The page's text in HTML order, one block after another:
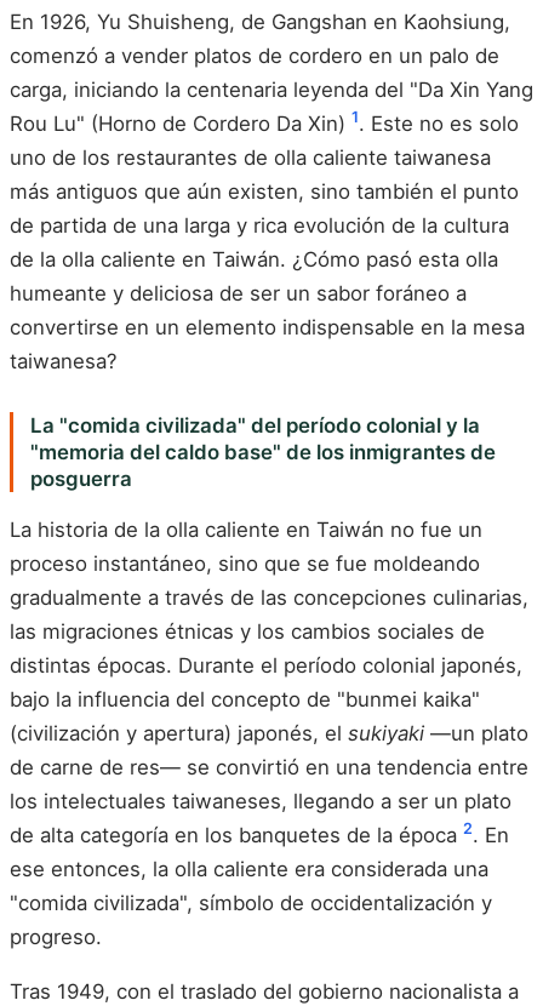
En 1926, Yu Shuisheng, de Gangshan en Kaohsiung,
comenzó a vender platos de cordero en un palo de
carga, iniciando la centenaria leyenda del "Da Xin Yang
Rou Lu" (Horno de Cordero Da Xin) 1. Este no es solo
uno de los restaurantes de olla caliente taiwanesa
más antiguos que aún existen, sino también el punto
de partida de una larga y rica evolución de la cultura
de la olla caliente en Taiwán. ¿Cómo pasó esta olla
humeante y deliciosa de ser un sabor foráneo a
convertirse en un elemento indispensable en la mesa
taiwanesa?
La "comida civilizada" del período colonial y la
"memoria del caldo base" de los inmigrantes de
posguerra
La historia de la olla caliente en Taiwán no fue un
proceso instantáneo, sino que se fue moldeando
gradualmente a través de las concepciones culinarias,
las migraciones étnicas y los cambios sociales de
distintas épocas. Durante el período colonial japonés,
bajo la influencia del concepto de "bunmei kaika"
(civilización y apertura) japonés, el sukiyaki —un plato
de carne de res— se convirtió en una tendencia entre
los intelectuales taiwaneses, llegando a ser un plato
de alta categoría en los banquetes de la época 2. En
ese entonces, la olla caliente era considerada una
"comida civilizada", símbolo de occidentalización y
progreso.
Tras 1949, con el traslado del gobierno nacionalista a